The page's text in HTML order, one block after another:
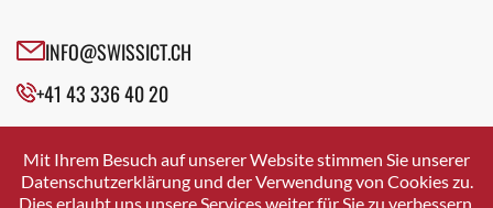
Davos Platz
Davos Platz 1
Dietikon
Dietlikon
INFO@SWISSICT.CH
+41 43 336 40 20
SWISSICT
VULKANSTRASSE 120
8048 ZURICH
Mit Ihrem Besuch auf unserer Website stimmen Sie unserer
Datenschutzerklärung und der Verwendung von Cookies zu.
Dies erlaubt uns unsere Services weiter für Sie zu verbessern.